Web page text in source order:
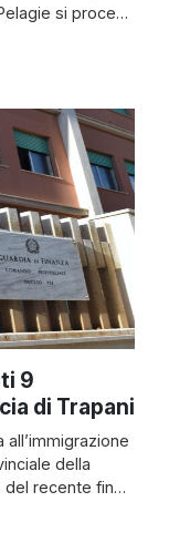
si proceda
Eolie“. Ad
9
di Trapani
all’immigrazione
della
del recente fine
di Trapani in